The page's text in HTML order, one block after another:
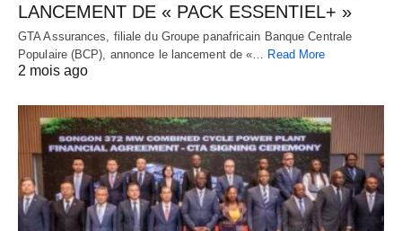
LANCEMENT DE « PACK ESSENTIEL+ »
GTA Assurances, filiale du Groupe panafricain Banque Centrale
Populaire (BCP), annonce le lancement de «… Read More
2 mois ago